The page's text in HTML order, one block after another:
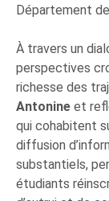
Département
À travers un
perspectives
richesse des
Antonine et
qui cohabitent
diffusion
substantiels,
étudiants